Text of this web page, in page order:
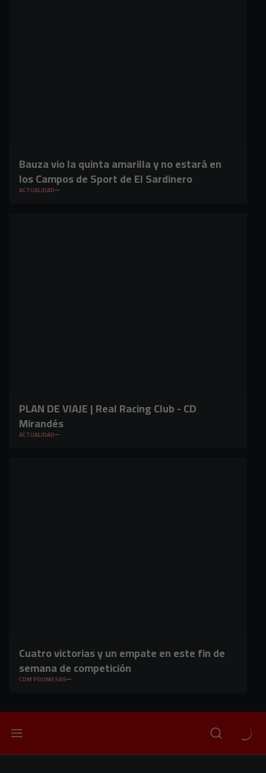
Bauza vio la quinta amarilla y no estará en
los Campos de Sport de El Sardinero
ACTUALIDAD
PLAN DE VIAJE | Real Racing Club - CD
Mirandés
ACTUALIDAD
Cuatro victorias y un empate en este fin de
semana de competición
CDM PROMESAS